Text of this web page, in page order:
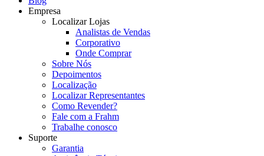
Empresa
Localizar Lojas
Analistas de Vendas
Corporativo
Onde Comprar
Sobre Nós
Depoimentos
Localização
Localizar Representantes
Como Revender?
Fale com a Frahm
Trabalhe conosco
Suporte
Garantia